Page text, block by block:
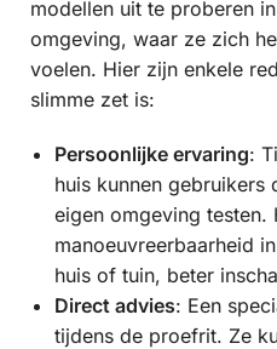
modellen uit te proberen
omgeving, waar ze zich
voelen. Hier zijn enkele
slimme zet is:
Persoonlijke ervaring:
huis kunnen gebruikers
eigen omgeving testen.
manoeuvreerbaarheid
huis of tuin, beter
Direct advies: Een
tijdens de proefrit. Ze